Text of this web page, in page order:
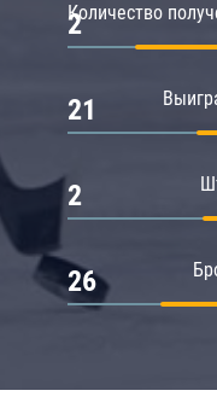
Количество
2
21
2
26